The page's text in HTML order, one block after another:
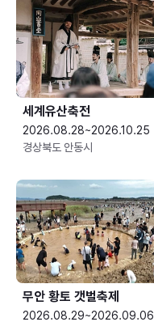
세계유산축전
2026.08.28~2026.10.25
경상북도 안동시
무안 황토 갯벌축제
2026.08.29~2026.09.06